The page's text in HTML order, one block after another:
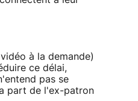
à la demande)
ce délai,
pas se
part de l'ex-patron